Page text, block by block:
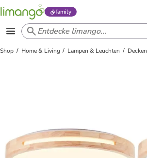
family
Shop Home & Living Lampen & Leuchten